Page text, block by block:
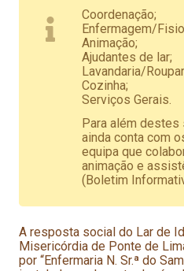
Coordenação;
Enfermagem/
Animação;
Ajudantes de lar;
Lavandaria/
Cozinha;
Serviços Gerais.
Para além destes
ainda conta com
equipa que
animação e
(Boletim
A resposta social do Lar de
Misericórdia de Ponte de
por “Enfermaria N. Sr.ª do